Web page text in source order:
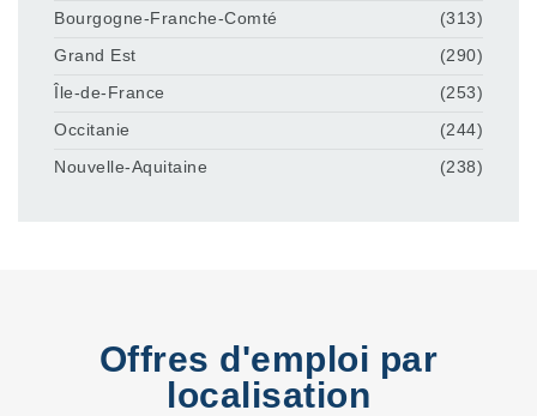
Bourgogne-Franche-Comté
(313)
Grand Est
(290)
Île-de-France
(253)
Occitanie
(244)
Nouvelle-Aquitaine
(238)
Offres d'emploi par
localisation